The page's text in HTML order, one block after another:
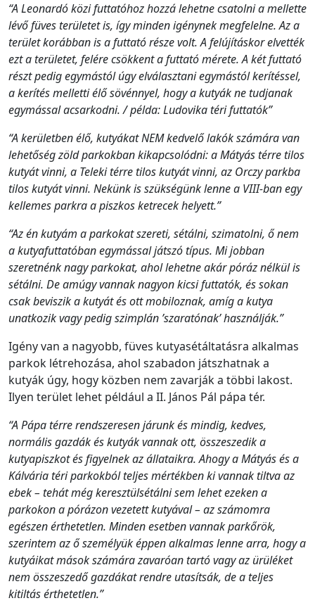
“A Leonardó közi futtatóhoz hozzá lehetne csatolni a mellette
lévő füves területet is, így minden igénynek megfelelne. Az a
terület korábban is a futtató része volt. A felújításkor elvették
ezt a területet, felére csökkent a futtató mérete. A két futtató
részt pedig egymástól úgy elválasztani egymástól kerítéssel,
a kerítés melletti élő sövénnyel, hogy a kutyák ne tudjanak
egymással acsarkodni. / példa: Ludovika téri futtatók”
“A kerületben élő, kutyákat NEM kedvelő lakók számára van
lehetőség zöld parkokban kikapcsolódni: a Mátyás térre tilos
kutyát vinni, a Teleki térre tilos kutyát vinni, az Orczy parkba
tilos kutyát vinni. Nekünk is szükségünk lenne a VIII-ban egy
kellemes parkra a piszkos ketrecek helyett.”
“Az én kutyám a parkokat szereti, sétálni, szimatolni, ő nem
a kutyafuttatóban egymással játszó típus. Mi jobban
szeretnénk nagy parkokat, ahol lehetne akár póráz nélkül is
sétálni. De amúgy vannak nagyon kicsi futtatók, és sokan
csak beviszik a kutyát és ott mobiloznak, amíg a kutya
unatkozik vagy pedig szimplán ’szaratónak’ használják.”
Igény van a nagyobb, füves kutyasétáltatásra alkalmas
parkok létrehozása, ahol szabadon játszhatnak a
kutyák úgy, hogy közben nem zavarják a többi lakost.
Ilyen terület lehet például a II. János Pál pápa tér.
“A Pápa térre rendszeresen járunk és mindig, kedves,
normális gazdák és kutyák vannak ott, összeszedik a
kutyapiszkot és figyelnek az állataikra. Ahogy a Mátyás és a
Kálvária téri parkokból teljes mértékben ki vannak tiltva az
ebek – tehát még keresztülsétálni sem lehet ezeken a
parkokon a pórázon vezetett kutyával – az számomra
egészen érthetetlen. Minden esetben vannak parkőrök,
szerintem az ő személyük éppen alkalmas lenne arra, hogy a
kutyáikat mások számára zavaróan tartó vagy az ürüléket
nem összeszedő gazdákat rendre utasítsák, de a teljes
kitiltás érthetetlen.”